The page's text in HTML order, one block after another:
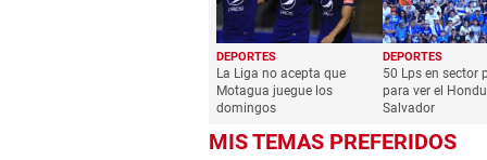
DEPORTES
La Liga no acepta que
Motagua juegue los
domingos
DEPORTES
50 Lps en sector
para ver el
Salvador
MIS TEMAS PREFERIDOS